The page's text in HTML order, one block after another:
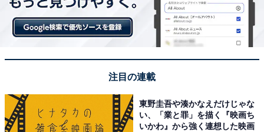
注目の連載
東野圭吾や湊かなえだけじゃな
い、「業と罪」を描く『映画ち
いかわ』から強く連想した映画